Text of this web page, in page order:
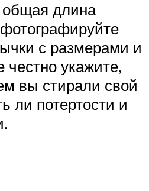
общая длина
с размерами и
честно укажите,
вы стирали свой
ли потертости и